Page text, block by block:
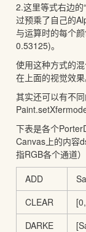
2.这里等式右边的
过预乘了自己的
与运算时的每个
0.53125)。
使用这种方式的
在上面的视觉效果
其实还可以有不
下表是各个
Canvas上的内容
指RGB各个通道）
ADD
CLEAR
DARKE